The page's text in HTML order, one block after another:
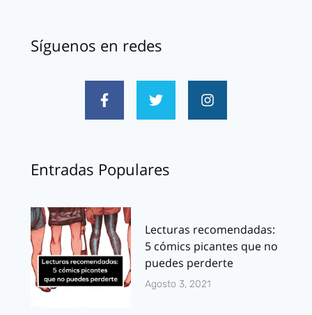
Síguenos en redes
Entradas Populares
Lecturas recomendadas:
5 cómics picantes que no
puedes perderte
Agosto 3, 2021